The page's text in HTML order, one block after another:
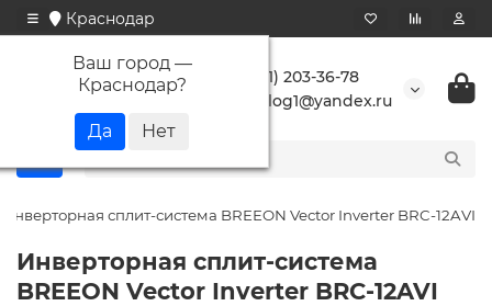
Краснодар
Ваш город —
Краснодар?
+7 (861) 203-36-78
buranlog1@yandex.ru
Инверторная сплит-система BREEON Vector Inverter BRC-12AVI
Инверторная сплит-система
BREEON Vector Inverter BRC-12AVI